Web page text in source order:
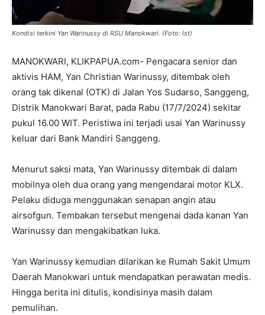
Kondisi terkini Yan Warinussy di RSU Manokwari. (Foto: Ist)
MANOKWARI, KLIKPAPUA.com- Pengacara senior dan
aktivis HAM, Yan Christian Warinussy, ditembak oleh
orang tak dikenal (OTK) di Jalan Yos Sudarso, Sanggeng,
Distrik Manokwari Barat, pada Rabu (17/7/2024) sekitar
pukul 16.00 WIT. Peristiwa ini terjadi usai Yan Warinussy
keluar dari Bank Mandiri Sanggeng.
Menurut saksi mata, Yan Warinussy ditembak di dalam
mobilnya oleh dua orang yang mengendarai motor KLX.
Pelaku diduga menggunakan senapan angin atau
airsofgun. Tembakan tersebut mengenai dada kanan Yan
Warinussy dan mengakibatkan luka.
Yan Warinussy kemudian dilarikan ke Rumah Sakit Umum
Daerah Manokwari untuk mendapatkan perawatan medis.
Hingga berita ini ditulis, kondisinya masih dalam
pemulihan.